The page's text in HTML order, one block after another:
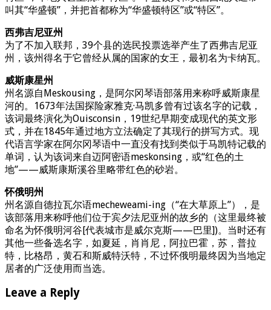
叫其“华盛顿”，并把首都称为“华盛顿特区”或“特区”。
西弗吉尼亚州
为了不加入联邦，39个县的选民投票选举产生了西弗吉尼亚
州，该州得名于它曾经从属的国家的女王，最初名为卡纳瓦。
威斯康星州
州名源自Meskousing，是阿尔冈琴语部落用来称呼威斯康星
河的。1673年法国探险家雅克·马凯多曾有过该名字的记载，
该词最终演化为Ouisconsin，19世纪早期变成现代的英文形
式，并在1845年通过地方立法确定了其现行的拼写方式。现
代语言学家在阿尔冈琴语中一直没有找到类似于马凯特记载的
单词，认为该词来自迈阿密语meskonsing，或“红色的土
地”——威斯康斯溪谷里略带红色的砂岩。
怀俄明州
州名源自德拉瓦尔语mecheweami-ing（“在大草原上”），是
该部落用来称呼他们位于宾夕法尼亚州的故乡的（这里最终被
命名为怀俄明河谷[代表城市是威尔克斯——巴里])。当时还有
其他一些备选名字，如夏延，肖肖尼，阿拉巴霍，苏，普拉
特，比格昂，黄石和斯威特沃特，不过怀俄明最终因为当地定
居者的广泛使用而当选。
Leave a Reply